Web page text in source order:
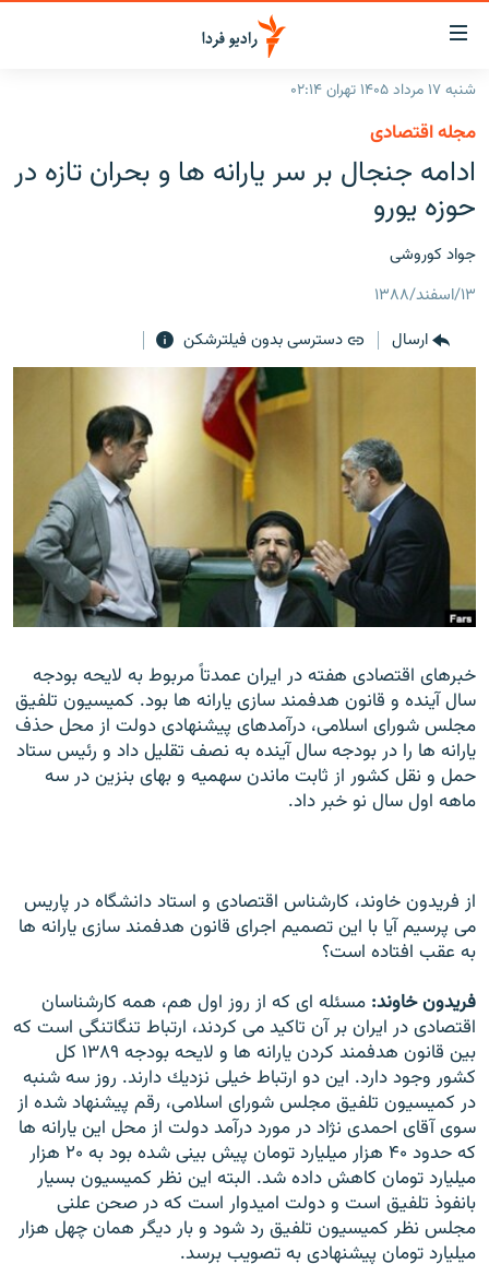
لینک‌های
قابلیت
دسترسی
بازگشت
اصلی
رفتن
صفحه
ایران
جهان
فرکانس‌ها
پادکست
گزارش‌های تصویری
زنان فردا
به ما بپیوندید
زبان‌های دیگر
شنبه ۱۷ مرداد ۱۴۰۵ تهران ۰۲:۱۴
مجله اقتصادی
ادامه جنجال بر سر یارانه ها و بحران تازه در
حوزه یورو
جواد کوروشی
۱۳/اسفند/۱۳۸۸
ارسال
دسترسی بدون فیلترشکن
خبرهاى اقتصادى هفته در ايران عمدتاً مربوط به لايحه بودجه
سال آينده و قانون هدفمند سازى يارانه ها بود. كميسيون تلفيق
مجلس شوراى اسلامى، درآمدهاى پيشنهادى دولت از محل حذف
يارانه ها را در بودجه سال آينده به نصف تقليل داد و رئيس ستاد
حمل و نقل كشور از ثابت ماندن سهميه و بهاى بنزين در سه
ماهه اول سال نو خبر داد.
از فريدون خاوند، كارشناس اقتصادى و استاد دانشگاه در پاريس
مى پرسيم آيا با اين تصميم اجراى قانون هدفمند سازى يارانه ها
به عقب افتاده است؟
فريدون خاوند: مسئله اى كه از روز اول هم، همه كارشناسان
اقتصادى در ايران بر آن تاكيد مى كردند، ارتباط تنگاتنگى است كه
بين قانون هدفمند كردن يارانه ها و لايحه بودجه ۱۳۸۹ كل
كشور وجود دارد. اين دو ارتباط خيلى نزديك دارند. روز سه شنبه
در كميسيون تلفيق مجلس شوراى اسلامى، رقم پيشنهاد شده از
سوى آقاى احمدى نژاد در مورد درآمد دولت از محل اين يارانه ها
كه حدود ۴۰ هزار ميليارد تومان پيش بينى شده بود به ۲۰ هزار
ميليارد تومان كاهش داده شد. البته اين نظر كميسيون بسيار
بانفوذ تلفيق است و دولت اميدوار است كه در صحن علنى
مجلس نظر كميسيون تلفيق رد شود و بار ديگر همان چهل هزار
ميليارد تومان پيشنهادى به تصويب برسد.